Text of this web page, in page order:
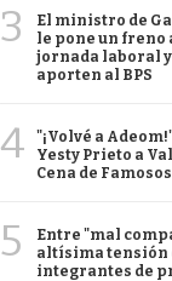
3
El ministro de
le pone un freno
jornada laboral
aporten al BPS
4
"¡Volvé a
Yesty Prieto a
Cena de Famosos
5
Entre "mal
altísima tensión
integrantes de